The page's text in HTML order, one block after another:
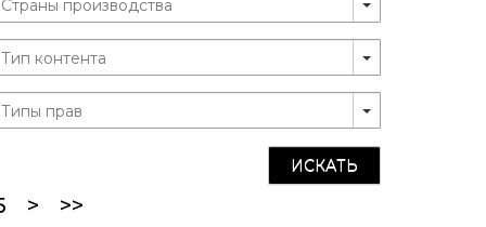
ИСКАТЬ
> >>